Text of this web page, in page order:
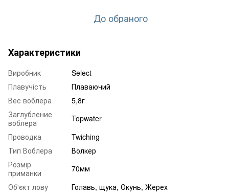
До обраного
Характеристики
Виробник
Select
Плавучість
Плаваючий
Вес воблера
5,8г
Заглубление
воблера
Topwater
Проводка
Twiching
Тип Воблера
Волкер
Розмір
приманки
70мм
Об'єкт лову
Голавь, щука, Окунь, Жерех